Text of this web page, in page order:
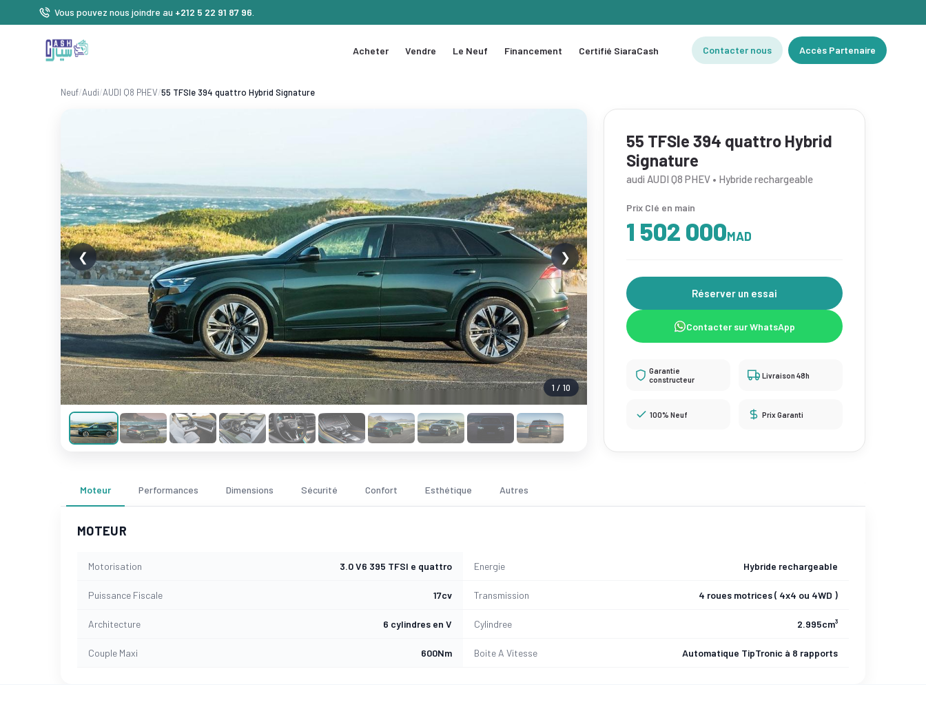
Vous pouvez nous joindre au +212 5 22 91 87 96
Acheter Vendre Le Neuf Financement Certifié SiaraCash Contacter nous Accès Partenaire
Neuf/Audi/AUDI Q8 PHEV/55 TFSIe 394 quattro Hybrid Signature
1 / 10
❮ ❯
55 TFSIe 394 quattro Hybrid
Signature
audi AUDI Q8 PHEV • Hybride rechargeable
Prix Clé en main
1 502 000MAD
Réserver un essai
Contacter sur WhatsApp
Garantie
constructeur
Livraison 48h
100% Neuf Prix Garanti
Moteur Performances Dimensions Sécurité Confort Esthétique Autres
MOTEUR
Motorisation 3.0 V6 395 TFSI e quattro Energie Hybride rechargeable
Puissance Fiscale 17cv Transmission 4 roues motrices ( 4x4 ou 4WD )
Architecture 6 cylindres en V Cylindree 2.995cm³
Couple Maxi 600Nm Boite A Vitesse Automatique TipTronic à 8 rapports